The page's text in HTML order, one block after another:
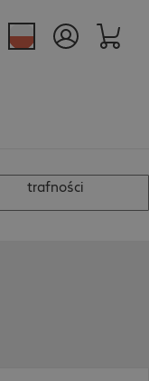
trafności